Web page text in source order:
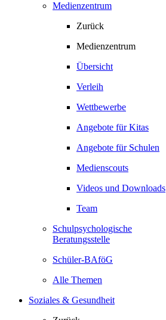
Medienzentrum
Zurück
Medienzentrum
Übersicht
Verleih
Wettbewerbe
Angebote für Kitas
Angebote für Schulen
Medienscouts
Videos und Downloads
Team
Schulpsychologische
Beratungsstelle
Schüler-BAföG
Alle Themen
Soziales & Gesundheit